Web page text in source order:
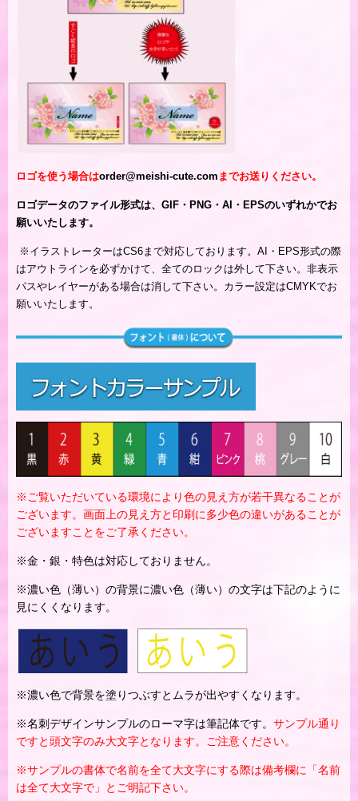
ロゴを使う場合はorder@meishi-cute.com までお送りください。
ロゴデータのファイル形式は、GIF・PNG・AI・EPSのいずれかでお
願いいたします。
※ イラストレーターはCS6まで対応しております。AI・EPS形式の際
はアウトラインを必ずかけて、全てのロックは外して下さい。非表示
パスやレイヤーがある場合は消して下さい。カラー設定はCMYKでお
願いいたします。
※ご覧いただいている環境により色の見え方が若干異なることが
ございます。画面上の見え方と印刷に多少色の違いがあることが
ございますことをご了承ください。
※金・銀・特色は対応しておりません。
※濃い色（薄い）の背景に濃い色（薄い）の文字は下記のように
見にくくなります。
※濃い色で背景を塗りつぶすとムラが出やすくなります。
※名刺デザインサンプルのローマ字は筆記体です。 サンプル通り
ですと頭文字のみ大文字となります。ご注意ください。
※サンプルの書体で名前を全て大文字にする際は備考欄に「名前
は全て大文字で」とご明記下さい。